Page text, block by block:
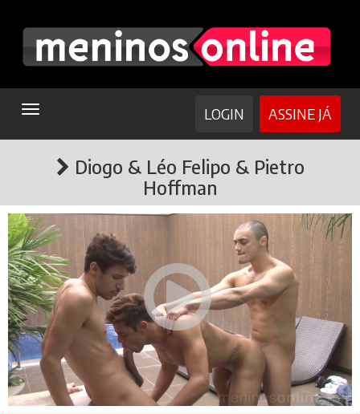
TOGGLE
ASSINE JÁ
LOGIN
Diogo & Léo Felipo & Pietro
Hoffman